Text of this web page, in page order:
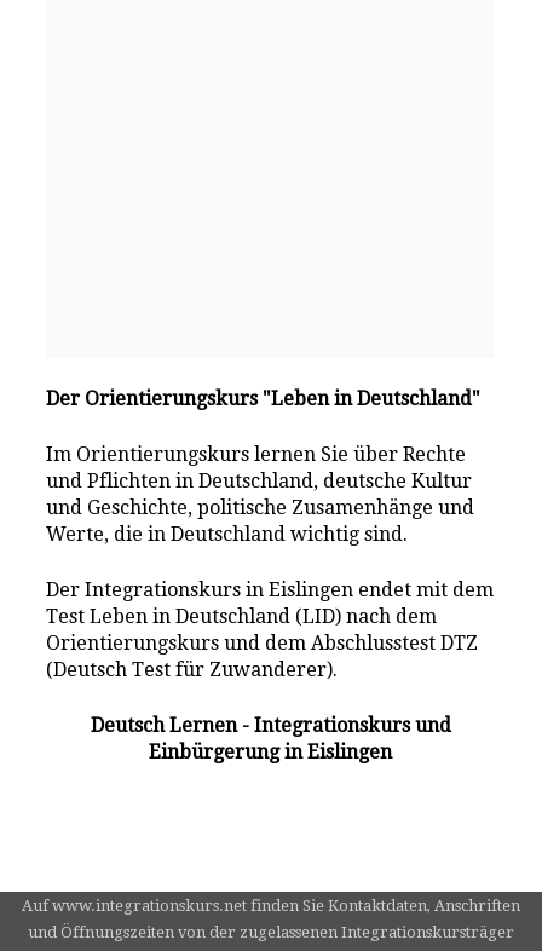
Der Orientierungskurs "Leben in Deutschland"
Im Orientierungskurs lernen Sie über Rechte
und Pflichten in Deutschland, deutsche Kultur
und Geschichte, politische Zusamenhänge und
Werte, die in Deutschland wichtig sind.
Der Integrationskurs in Eislingen endet mit dem
Test Leben in Deutschland (LID) nach dem
Orientierungskurs und dem Abschlusstest DTZ
(Deutsch Test für Zuwanderer).
Deutsch Lernen - Integrationskurs und
Einbürgerung in Eislingen
Auf www.integrationskurs.net finden Sie Kontaktdaten, Anschriften
und Öffnungszeiten von der zugelassenen Integrationskursträger